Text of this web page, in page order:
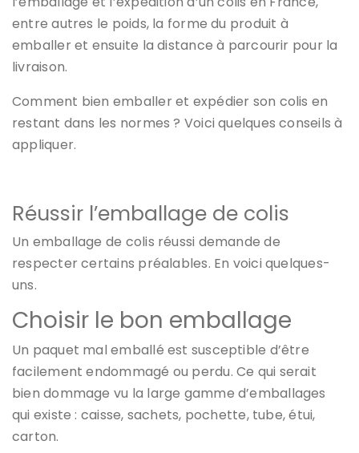
entre autres le poids, la forme du produit à
emballer et ensuite la distance à parcourir pour la
livraison.
Comment bien emballer et expédier son colis en
restant dans les normes ? Voici quelques conseils à
appliquer.
Réussir l’emballage de colis
Un emballage de colis réussi demande de
respecter certains préalables. En voici quelques-
uns.
Choisir le bon emballage
Un paquet mal emballé est susceptible d’être
facilement endommagé ou perdu. Ce qui serait
bien dommage vu la large gamme d’emballages
qui existe : caisse, sachets, pochette, tube, étui,
carton.